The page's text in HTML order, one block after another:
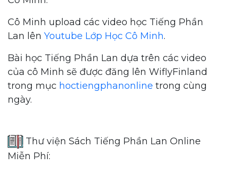
Cô Minh upload các video học Tiếng Phần
Lan lên Youtube Lớp Học Cô Minh.
Bài học Tiếng Phần Lan dựa trên các video
của cô Minh sẽ được đăng lên WiflyFinland
trong mục hoctiengphanonline trong cùng
ngày.
Thư viện Sách Tiếng Phần Lan Online
Miễn Phí: